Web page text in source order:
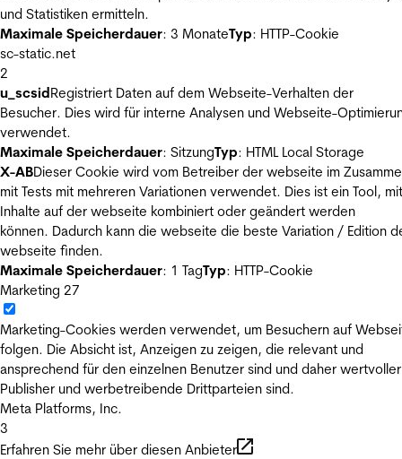
und Statistiken ermitteln.
Maximale Speicherdauer: 3 MonateTyp: HTTP-Cookie
sc-static.net
2
u_scsidRegistriert Daten auf dem Webseite-Verhalten der
Besucher. Dies wird für interne Analysen und Webseite-
verwendet.
Maximale Speicherdauer: SitzungTyp: HTML Local Storage
X-ABDieser Cookie wird vom Betreiber der webseite im
mit Tests mit mehreren Variationen verwendet. Dies ist ein Tool,
Inhalte auf der webseite kombiniert oder geändert werden
können. Dadurch kann die webseite die beste Variation / Edition
webseite finden.
Maximale Speicherdauer: 1 TagTyp: HTTP-Cookie
Marketing 27
Marketing-Cookies werden verwendet, um Besuchern auf
folgen. Die Absicht ist, Anzeigen zu zeigen, die relevant und
ansprechend für den einzelnen Benutzer sind und daher
Publisher und werbetreibende Drittparteien sind.
Meta Platforms, Inc.
3
Erfahren Sie mehr über diesen Anbieter